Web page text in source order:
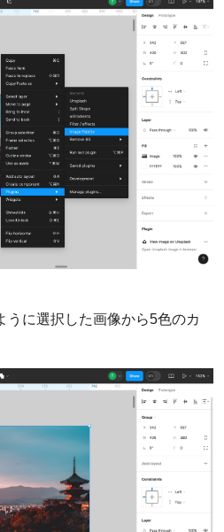
うに選択した画像から5色のカ